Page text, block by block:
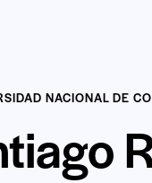
NACIONAL DE